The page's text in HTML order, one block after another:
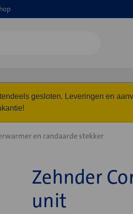
gesloten. Leveringen en
en randaarde stekker
Zehnder
unit